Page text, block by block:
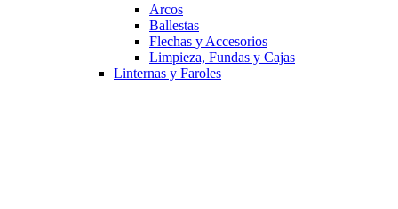
Arcos
Ballestas
Flechas y Accesorios
Limpieza, Fundas y Cajas
Linternas y Faroles